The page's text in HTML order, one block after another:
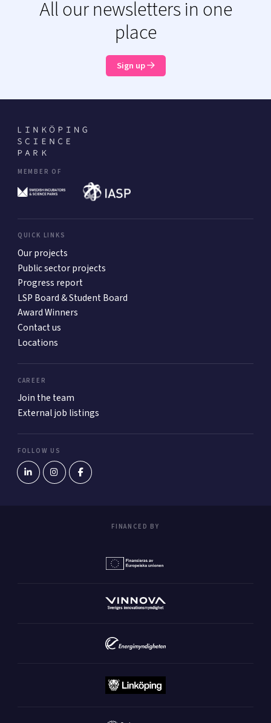
All our newsletters in one
place
Sign up
MEMBER OF
QUICK LINKS
Our projects
Public sector projects
Progress report
LSP Board & Student Board
Award Winners
Contact us
Locations
CAREER
Join the team
External job listings
FOLLOW US
FINANCED BY